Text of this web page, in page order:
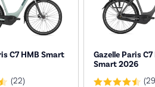
C7 HMB Smart
(22)
Gazelle Paris
Smart 2026